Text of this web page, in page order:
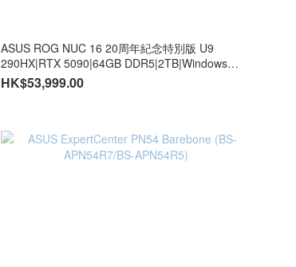
ASUS ROG NUC 16 20周年紀念特別版 U9
290HX|RTX 5090|64GB DDR5|2TB|Windows
11Home (CS-AN16R9A/LB-PCNB)
HK$53,999.00